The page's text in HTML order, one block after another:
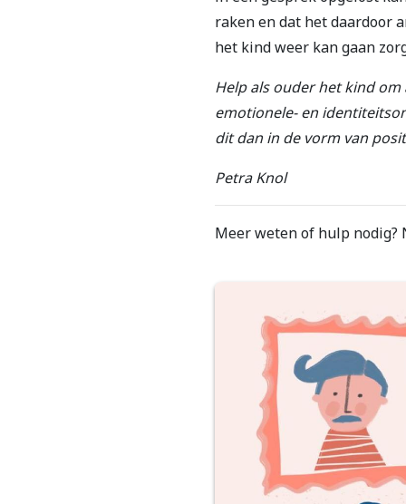
raken en dat het daardoor
het kind weer kan gaan
Help als ouder het kind
emotionele- en
dit dan in de vorm van
Petra Knol
Meer weten of hulp nodig?